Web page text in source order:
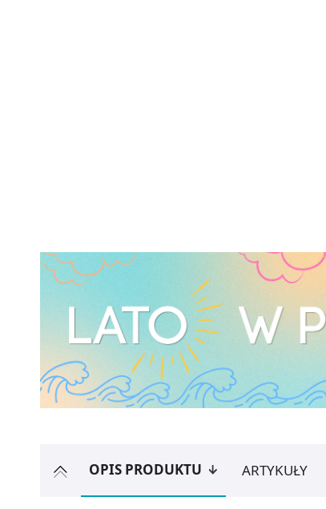
OPIS PRODUKTU ARTYKUŁY